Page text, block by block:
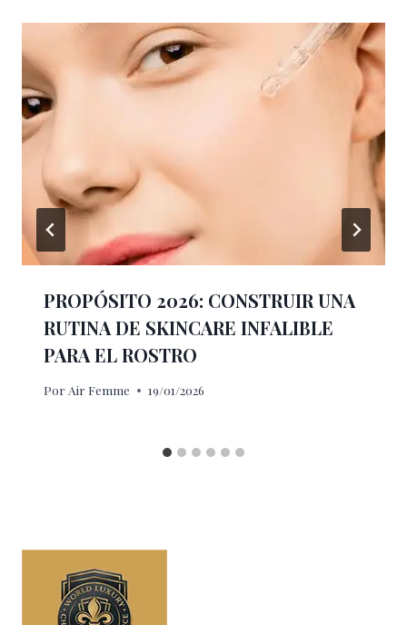
PROPÓSITO 2026: CONSTRUIR UNA
RUTINA DE SKINCARE INFALIBLE
PARA EL ROSTRO
Por Air Femme 19/01/2026